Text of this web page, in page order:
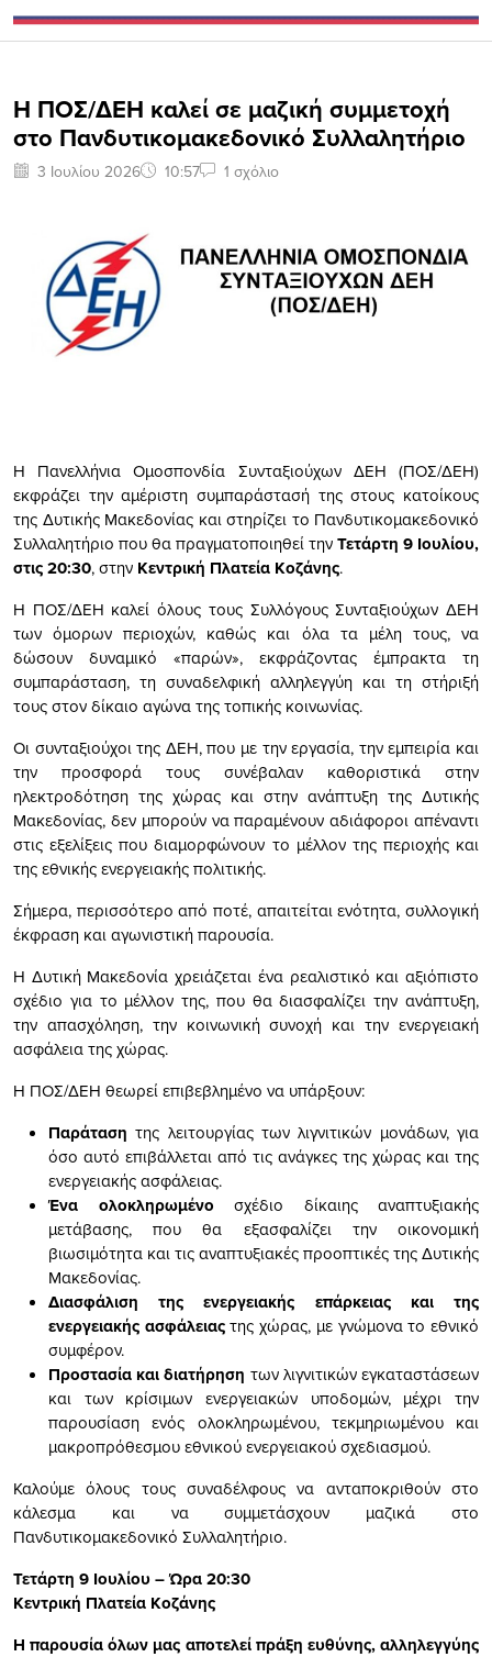
Η ΠΟΣ/ΔΕΗ καλεί σε μαζική συμμετοχή
στο Πανδυτικομακεδονικό Συλλαλητήριο
3 Ιουλίου 2026 10:57 1 σχόλιο
Η Πανελλήνια Ομοσπονδία Συνταξιούχων ΔΕΗ (ΠΟΣ/ΔΕΗ)
εκφράζει την αμέριστη συμπαράστασή της στους κατοίκους
της Δυτικής Μακεδονίας και στηρίζει το Πανδυτικομακεδονικό
Συλλαλητήριο που θα πραγματοποιηθεί τηνΤετάρτη 9 Ιουλίου,
στις 20:30, στην Κεντρική Πλατεία Κοζάνης.
Η ΠΟΣ/ΔΕΗ καλεί όλους τους Συλλόγους Συνταξιούχων ΔΕΗ
των όμορων περιοχών, καθώς και όλα τα μέλη τους, να
δώσουν δυναμικό «παρών», εκφράζοντας έμπρακτα τη
συμπαράσταση, τη συναδελφική αλληλεγγύη και τη στήριξή
τους στον δίκαιο αγώνα της τοπικής κοινωνίας.
Οι συνταξιούχοι της ΔΕΗ, που με την εργασία, την εμπειρία και
την προσφορά τους συνέβαλαν καθοριστικά στην
ηλεκτροδότηση της χώρας και στην ανάπτυξη της Δυτικής
Μακεδονίας, δεν μπορούν να παραμένουν αδιάφοροι απέναντι
στις εξελίξεις που διαμορφώνουν το μέλλον της περιοχής και
της εθνικής ενεργειακής πολιτικής.
Σήμερα, περισσότερο από ποτέ, απαιτείται ενότητα, συλλογική
έκφραση και αγωνιστική παρουσία.
Η Δυτική Μακεδονία χρειάζεται ένα ρεαλιστικό και αξιόπιστο
σχέδιο για το μέλλον της, που θα διασφαλίζει την ανάπτυξη,
την απασχόληση, την κοινωνική συνοχή και την ενεργειακή
ασφάλεια της χώρας.
Η ΠΟΣ/ΔΕΗ θεωρεί επιβεβλημένο να υπάρξουν:
Παράτασητης λειτουργίας των λιγνιτικών μονάδων, για
όσο αυτό επιβάλλεται από τις ανάγκες της χώρας και της
ενεργειακής ασφάλειας.
Ένα ολοκληρωμένο σχέδιο δίκαιης αναπτυξιακής
μετάβασης, που θα εξασφαλίζει την οικονομική
βιωσιμότητα και τις αναπτυξιακές προοπτικές της Δυτικής
Μακεδονίας.
Διασφάλιση της ενεργειακής επάρκειας και της
ενεργειακής ασφάλειαςτης χώρας, με γνώμονα το εθνικό
συμφέρον.
Προστασία και διατήρηση των λιγνιτικών εγκαταστάσεων
και των κρίσιμων ενεργειακών υποδομών, μέχρι την
παρουσίαση ενός ολοκληρωμένου, τεκμηριωμένου και
μακροπρόθεσμου εθνικού ενεργειακού σχεδιασμού.
Καλούμε όλους τους συναδέλφους να ανταποκριθούν στο
κάλεσμα και να συμμετάσχουν μαζικά στο
Πανδυτικομακεδονικό Συλλαλητήριο.
Τετάρτη 9 Ιουλίου – Ώρα 20:30
Κεντρική Πλατεία Κοζάνης
Η παρουσία όλων μας αποτελεί πράξη ευθύνης, αλληλεγγύης